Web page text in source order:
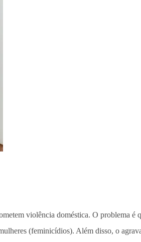
violência doméstica. O problema é
(feminicídios). Além disso, o